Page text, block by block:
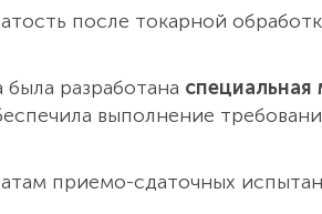
после токарной
была разработана
выполнение
приемо-сдаточных